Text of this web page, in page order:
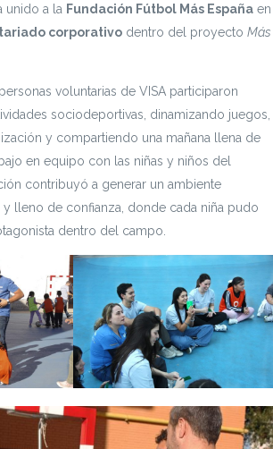
unido a la Fundación Fútbol Más España en
corporativo dentro del proyecto Más
voluntarias de VISA participaron
sociodeportivas, dinamizando juegos,
y compartiendo una mañana llena de
en equipo con las niñas y niños del
contribuyó a generar un ambiente
lleno de confianza, donde cada niña pudo
dentro del campo.